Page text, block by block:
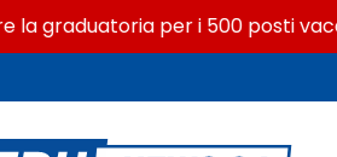
graduatoria per i 500 posti